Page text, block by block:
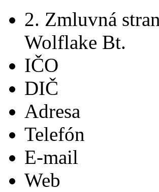
2. Zmluvná
Wolflake Bt.
IČO
DIČ
Adresa
Telefón
E-mail
Web